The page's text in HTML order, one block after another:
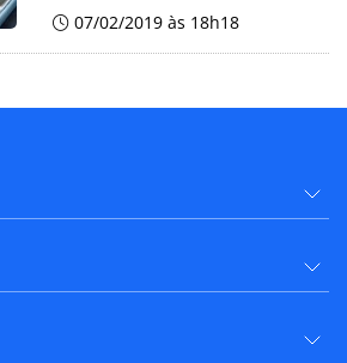
07/02/2019 às 18h18